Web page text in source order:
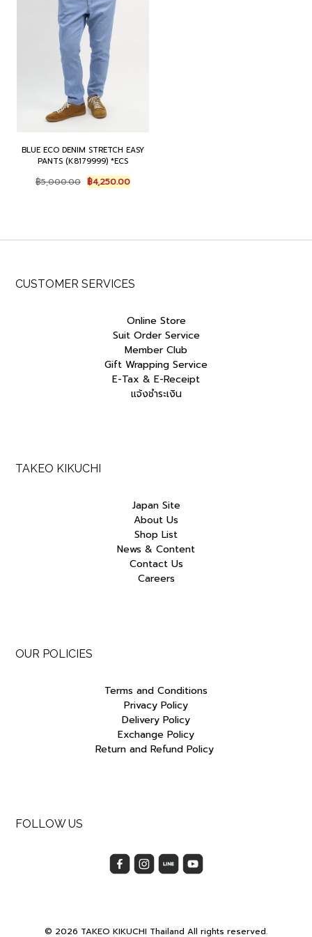
BLUE ECO DENIM STRETCH EASY
PANTS (K8179999) *ECS
฿5,000.00 Original
price
฿4,250.00Current
price
CUSTOMER SERVICES
Online Store
Suit Order Service
Member Club
Gift Wrapping Service
E-Tax & E-Receipt
แจ้งชำระเงิน
TAKEO KIKUCHI
Japan Site
About Us
Shop List
News & Content
Contact Us
Careers
OUR POLICIES
Terms and Conditions
Privacy Policy
Delivery Policy
Exchange Policy
Return and Refund Policy
FOLLOW US
© 2026 TAKEO KIKUCHI Thailand All rights reserved.